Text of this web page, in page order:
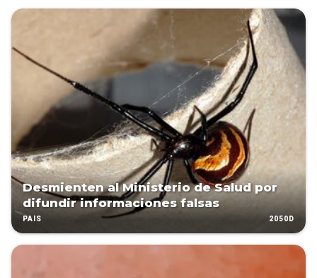
Desmienten al Ministerio de Salud por
difundir informaciones falsas
PAÍS 2050D